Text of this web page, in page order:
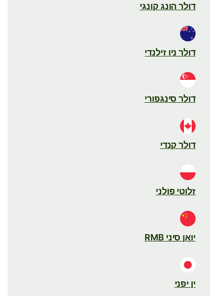
דולר הונג קונגי
דולר ניו זילנדי
דולר סינגפורי
דולר קנדי
זלוטי פולני
יואן סיני RMB
ין יפני